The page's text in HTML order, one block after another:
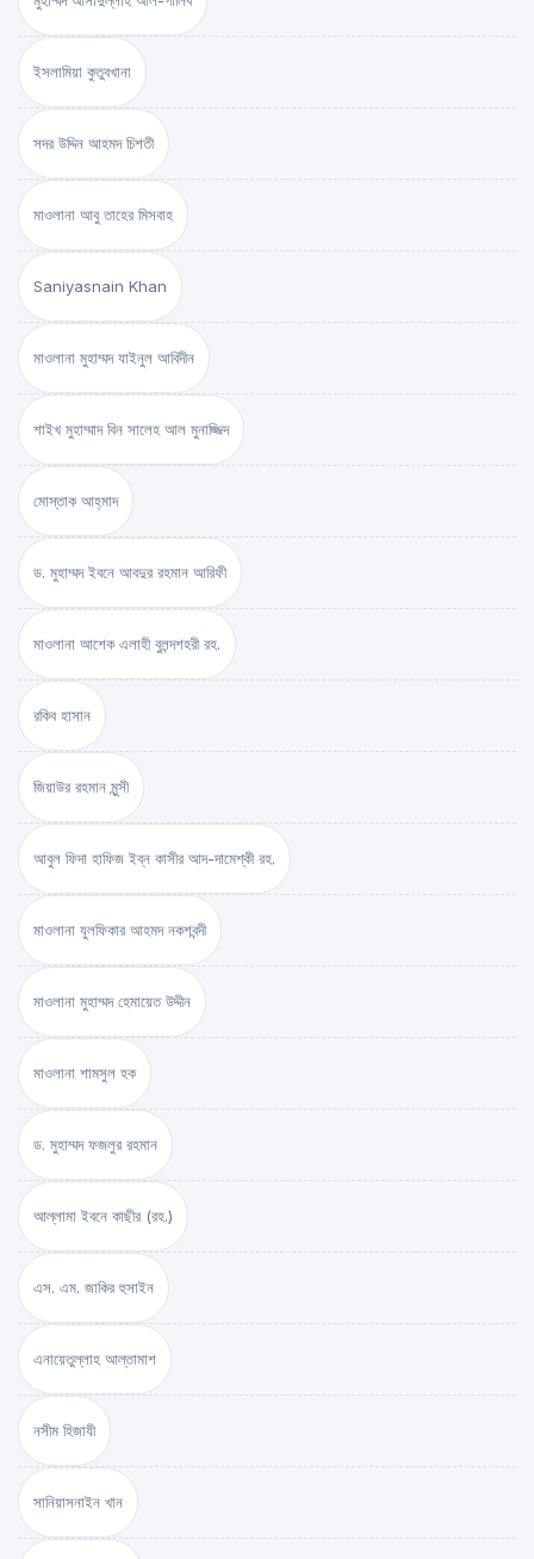
ইসলামিয়া কুতুবখানা
সদর উদ্দিন আহমদ চিশতী
মাওলানা আবু তাহের মিসবাহ
Saniyasnain Khan
মাওলানা মুহাম্মদ যাইনুল আবিদীন
শাইখ মুহাম্মাদ বিন সালেহ আল মুনাজ্জিদ
মোস্তাক আহ্‌মাদ
ড. মুহাম্মদ ইবনে আবদুর রহমান আরিফী
মাওলানা আশেক এলাহী বুলন্দশহরী রহ.
রকিব হাসান
জিয়াউর রহমান মুন্সী
আবুল ফিদা হাফিজ ইব্‌ন কাসীর আদ-দামেশ্‌কী রহ.
মাওলানা যুলফিকার আহমদ নকশবন্দী
মাওলানা মুহাম্মদ হেমায়েত উদ্দীন
মাওলানা শামসুল হক
ড. মুহাম্মদ ফজলুর রহমান
আল্লামা ইবনে কাছীর (রহ.)
এস. এম. জাকির হুসাইন
এনায়েতুল্লাহ আল্‌তামাশ
নসীম হিজাযী
সানিয়াসনাইন খান